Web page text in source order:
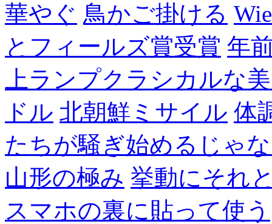
華やぐ 鳥かご掛ける
とフィールズ賞受賞 年
上ランプクラシカルな
ドル 北朝鮮ミサイル 体
たちが騒ぎ始めるじゃ
山形の極み 挙動にそれ
スマホの裏に貼って使う